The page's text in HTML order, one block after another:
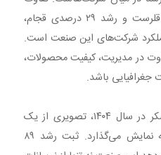
فاحش میان رشد ۲۴۰ درصدی قلرست و رشد ۲۹ درصدی قجام،
شرکت‌های این صنعت است.
در مدیریت، کیفیت محصولات،
جغرافیایی باشد.
عملکرد ۱۰ ماهه صنعت قند و شکر در سال ۱۴۰۴، تصویری از یک
صنعت پویا و رو به رشد را به نمایش می‌گذارد. ثبت رشد ۸۹